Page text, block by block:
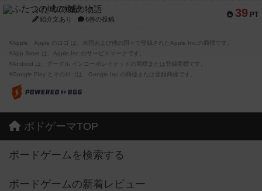
39 PT
ふたつの城の物語
紹介文あり 6件の投稿
※Apple、Apple のロゴ は、米国および他の国々で登録されたApple Inc.の商標です。
※App Store は、Apple Inc.のサービスマークです。
※Android は、グーグル インコーポレイテッドの商標または登録商標です。
※Google Play とそのロゴは、Google Inc.の商標または登録商標です。
ボドゲーマTOP
ボードゲームを検索する
ボードゲームの新着レビュー